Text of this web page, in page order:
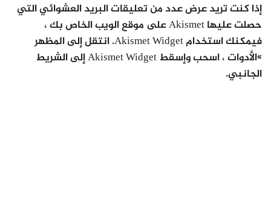
إذا كنت تريد عرض عدد من تعليقات البريد العشوائي التي
حصلت عليها Akismet على موقع الويب الخاص بك ،
فيمكنك استخدام Akismet Widget. انتقل إلى المظهر
»الأدوات ، اسحب وإسقط Akismet Widget إلى الشريط
الجانبي.